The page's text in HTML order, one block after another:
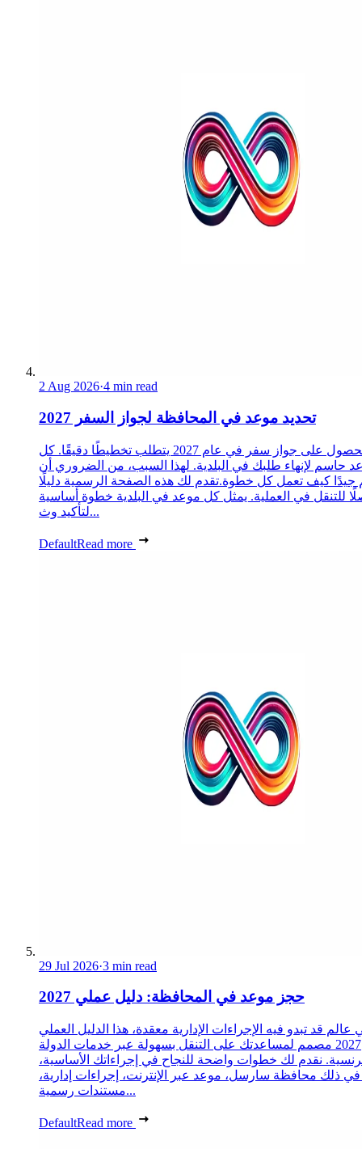
2 Aug 2026·4 min read
تحديد موعد في المحافظة لجواز السفر 2027
الحصول على جواز سفر في عام 2027 يتطلب تخطيطًا دقيقًا. كل
حاسم لإنهاء طلبك في البلدية. لهذا السبب، من الضروري أن
جيدًا كيف تعمل كل خطوة.تقدم لك هذه الصفحة الرسمية دليلًا
للتنقل في العملية. يمثل كل موعد في البلدية خطوة أساسية
لتأكيد وث...
DefaultRead more
29 Jul 2026·3 min read
حجز موعد في المحافظة: دليل عملي 2027
عالم قد تبدو فيه الإجراءات الإدارية معقدة، هذا الدليل العملي
2027 مصمم لمساعدتك على التنقل بسهولة عبر خدمات الدولة
نقدم لك خطوات واضحة للنجاح في إجراءاتك الأساسية،
في ذلك محافظة سارسل، موعد عبر الإنترنت، إجراءات إدارية،
مستندات رسمية...
DefaultRead more